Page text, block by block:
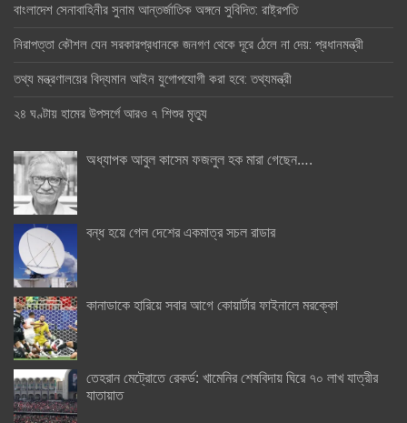
বাংলাদেশ সেনাবাহিনীর সুনাম আন্তর্জাতিক অঙ্গনে সুবিদিত: রাষ্ট্রপতি
নিরাপত্তা কৌশল যেন সরকারপ্রধানকে জনগণ থেকে দূরে ঠেলে না দেয়: প্রধানমন্ত্রী
তথ্য মন্ত্রণালয়ের বিদ্যমান আইন যুগোপযোগী করা হবে: তথ্যমন্ত্রী
২৪ ঘণ্টায় হামের উপসর্গে আরও ৭ শিশুর মৃত্যু
অধ্যাপক আবুল কাসেম ফজলুল হক মারা গেছেন….
বন্ধ হয়ে গেল দেশের একমাত্র সচল রাডার
কানাডাকে হারিয়ে সবার আগে কোয়ার্টার ফাইনালে মরক্কো
তেহরান মেট্রোতে রেকর্ড: খামেনির শেষবিদায় ঘিরে ৭০ লাখ যাত্রীর
যাতায়াত